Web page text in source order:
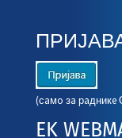
(сaмo зa рaдникe
EK